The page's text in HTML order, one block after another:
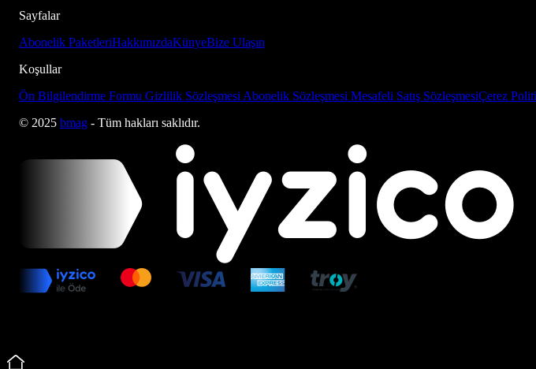
Sayfalar
Abonelik PaketleriHakkımızdaKünyeBize Ulaşın
Koşullar
Ön Bilgilendirme Formu Gizlilik Sözleşmesi Abonelik Sözleşmesi Mesafeli Satış SözleşmesiÇerez
© 2025 bmag - Tüm hakları saklıdır.